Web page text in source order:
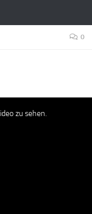
0
zu sehen.